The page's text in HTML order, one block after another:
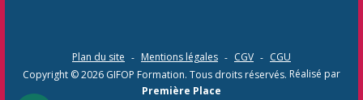
Plan du site Mentions légales CGV
CGU
Copyright © 2026 GIFOP Formation. Tous droits réservés. Réalisé par
Première Place